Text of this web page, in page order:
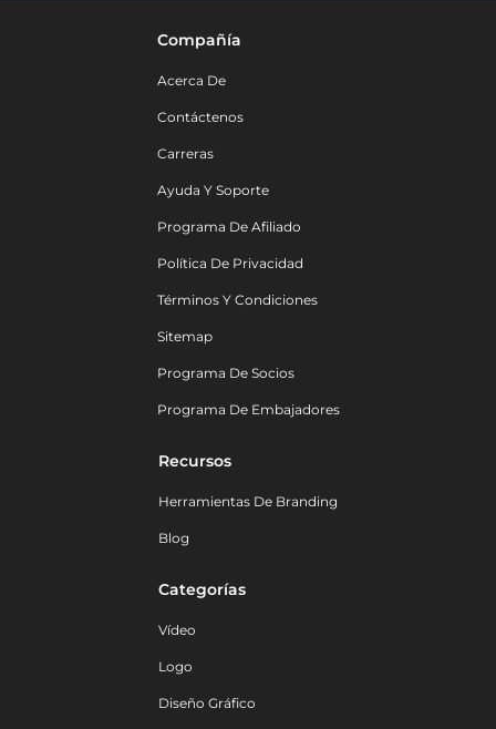
Compañía
Acerca De
Contáctenos
Carreras
Ayuda Y Soporte
Programa De Afiliado
Política De Privacidad
Términos Y Condiciones
Sitemap
Programa De Socios
Programa De Embajadores
Recursos
Herramientas De Branding
Blog
Categorías
Vídeo
Logo
Diseño Gráfico